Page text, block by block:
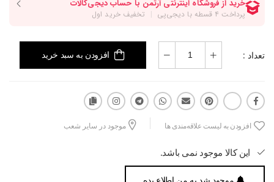
تعداد : افزودن به سبد خرید
افزودن به لیست علاقه‌مندی ها موجود در سایر شعب
این کالا موجود نمی باشد.